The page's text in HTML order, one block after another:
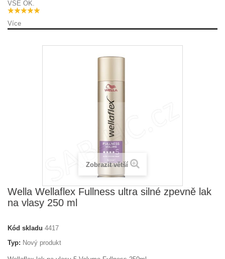
VŠE OK.
Více
Zobrazit větší
Wella Wellaflex Fullness ultra silné zpevně lak
na vlasy 250 ml
Kód skladu 4417
Typ: Nový produkt